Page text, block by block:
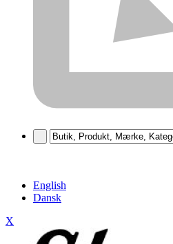
English
Dansk
X